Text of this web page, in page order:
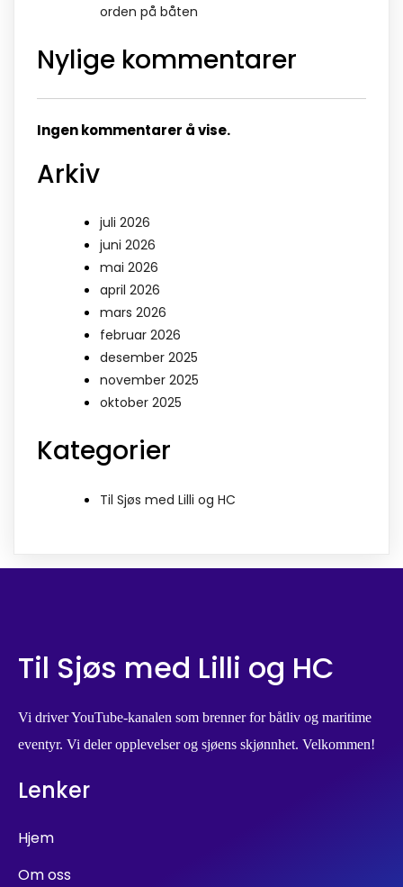
orden på båten
Nylige kommentarer
Ingen kommentarer å vise.
Arkiv
juli 2026
juni 2026
mai 2026
april 2026
mars 2026
februar 2026
desember 2025
november 2025
oktober 2025
Kategorier
Til Sjøs med Lilli og HC
Til Sjøs med Lilli og HC
Vi driver YouTube-kanalen som brenner for båtliv og maritime
eventyr. Vi deler opplevelser og sjøens skjønnhet. Velkommen!
Lenker
Hjem
Om oss